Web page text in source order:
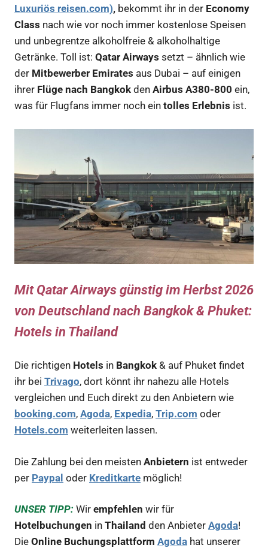
Luxuriös reisen.com), bekommt ihr in der Economy
Class nach wie vor noch immer kostenlose Speisen
und unbegrentze alkoholfreie & alkoholhaltige
Getränke. Toll ist: Qatar Airways setzt – ähnlich wie
der Mitbewerber Emirates aus Dubai – auf einigen
ihrer Flüge nach Bangkok den Airbus A380-800 ein,
was für Flugfans immer noch ein tolles Erlebnis ist.
Mit Qatar Airways günstig im Herbst 2026
von Deutschland nach Bangkok & Phuket:
Hotels in Thailand
Die richtigen Hotels in Bangkok & auf Phuket findet
ihr bei Trivago, dort könnt ihr nahezu alle Hotels
vergleichen und Euch direkt zu den Anbietern wie
booking.com, Agoda, Expedia, Trip.com oder
Hotels.com weiterleiten lassen.
Die Zahlung bei den meisten Anbietern ist entweder
per Paypal oder Kreditkarte möglich!
UNSER TIPP: Wir empfehlen wir für
Hotelbuchungen in Thailand den Anbieter Agoda!
Die Online Buchungsplattform Agoda hat unserer